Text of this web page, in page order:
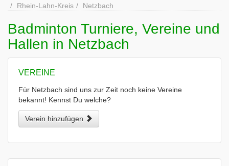
Rhein-Lahn-Kreis
Netzbach
Badminton Turniere, Vereine und
Hallen in Netzbach
VEREINE
Für Netzbach sind uns zur Zeit noch keine Vereine
bekannt! Kennst Du welche?
Verein hinzufügen